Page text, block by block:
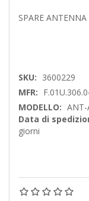
SPARE
SKU: 3600229
MFR:
MODELLO: ANT-
Data di
giorni